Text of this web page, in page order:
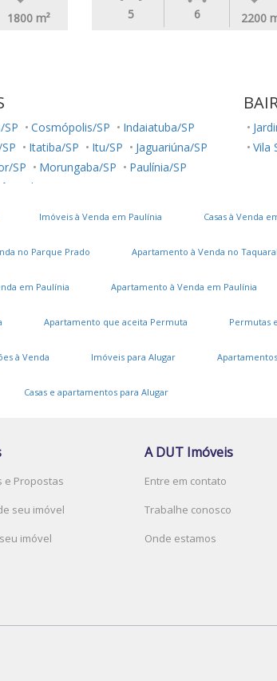
1800 m² 5 6 2200
SP Cosmópolis/SP
Indaiatuba/SP
Itatiba/SP Itu/SP
Jaguariúna/SP
SP
Morungaba/SP
Paulínia/SP
de Posse/SP
Vila
Imóveis à Venda em Paulínia Casas à Venda
no Parque Prado Apartamento à Venda no Taquaral
em Paulínia Apartamento à Venda em Paulínia
Apartamento que aceita Permuta Permutas
à Venda Imóveis para Alugar
Casas e apartamentos para Alugar
e Propostas
seu imóvel
imóvel
A DUT Imóveis
Entre em contato
Trabalhe conosco
Onde estamos